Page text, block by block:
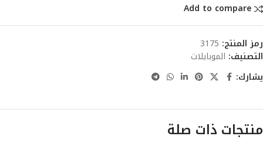
Add to compare
رمز المنتج: 3175
التصنيف: الموبايلات
يشارك:
منتجات ذات صلة